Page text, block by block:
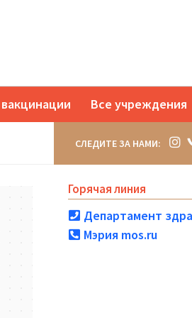
вакцинации Все учреждения
СЛЕДИТЕ ЗА НАМИ:
Горячая линия
Департамент
Мэрия mos.ru